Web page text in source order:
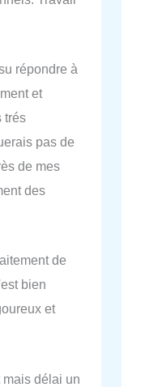
répondre à
et
trés
pas de
de mes
des
de
bien
et
délai un